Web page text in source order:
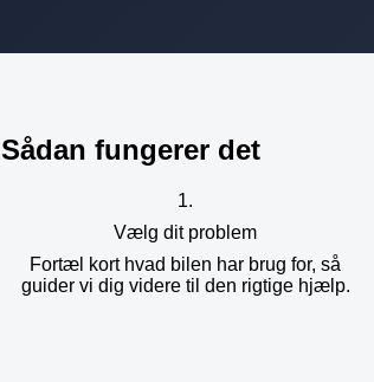
Sådan fungerer det
1.
Vælg dit problem
Fortæl kort hvad bilen har brug for, så
guider vi dig videre til den rigtige hjælp.